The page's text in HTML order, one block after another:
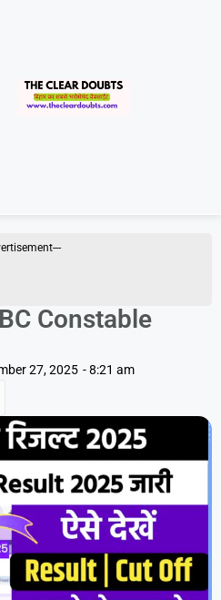
Constable
27, 2025 -8:21 am